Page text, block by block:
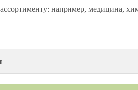
например, медицина,